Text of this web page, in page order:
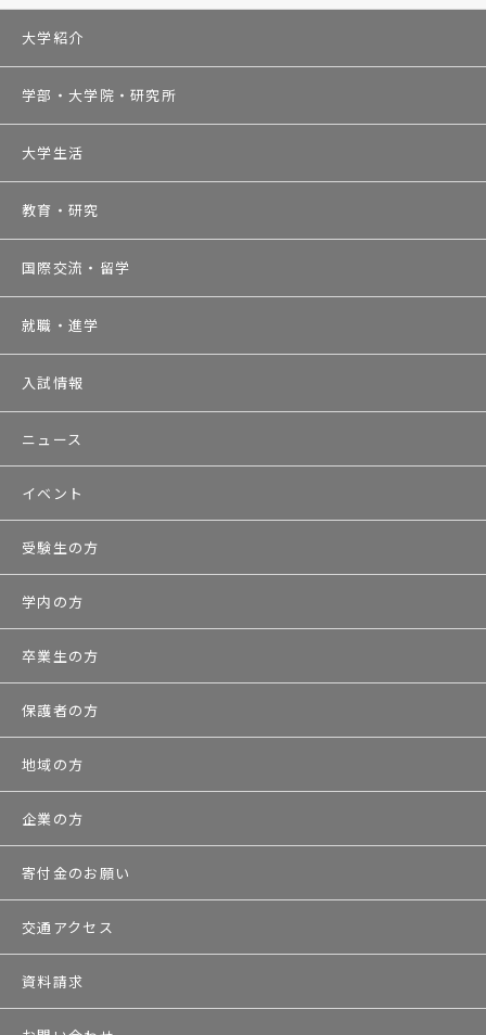
大学紹介
学部・大学院・研究所
大学生活
教育・研究
国際交流・留学
就職・進学
入試情報
ニュース
イベント
受験生の方
学内の方
卒業生の方
保護者の方
地域の方
企業の方
寄付金のお願い
交通アクセス
資料請求